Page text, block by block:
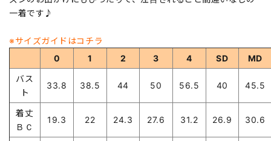
一着です♪
※サイズガイドはコチラ
0
1 2 3 4 SD
MD
バス
ト
33.8 38.5 44 50 56.5 40 45.5
着丈
ＢＣ
19.3 22 24.3 27.6 31.2 26.9 30.6